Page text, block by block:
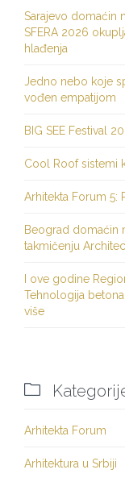
Sarajevo domaćin
SFERA 2026
hlađenja
Jedno nebo koje
vođen empatijom
BIG SEE Festival
Cool Roof sistemi
Arhitekta Forum 5:
Beograd domaćin
takmičenju
I ove godine
Tehnologija
više

Arhitekta Forum
Arhitektura u Srbiji